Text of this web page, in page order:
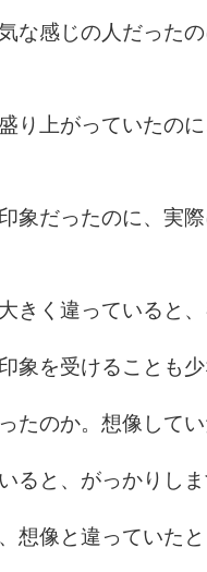
な感じの人だった
り上がっていたの
象だったのに、実
きく違っていると、
象を受けることも少
たのか。想像して
ると、がっかりしま
想像と違っていた